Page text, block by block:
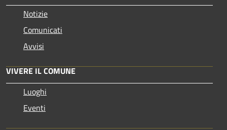
Notizie
Comunicati
Avvisi
VIVERE IL COMUNE
Luoghi
Eventi